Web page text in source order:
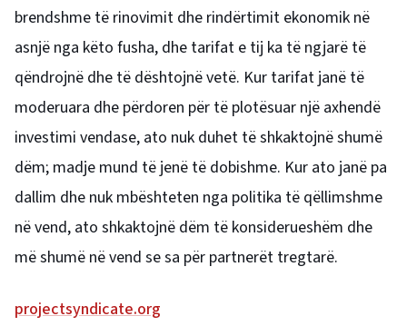
brendshme të rinovimit dhe rindërtimit ekonomik në
asnjë nga këto fusha, dhe tarifat e tij ka të ngjarë të
qëndrojnë dhe të dështojnë vetë. Kur tarifat janë të
moderuara dhe përdoren për të plotësuar një axhendë
investimi vendase, ato nuk duhet të shkaktojnë shumë
dëm; madje mund të jenë të dobishme. Kur ato janë pa
dallim dhe nuk mbështeten nga politika të qëllimshme
në vend, ato shkaktojnë dëm të konsiderueshëm dhe
më shumë në vend se sa për partnerët tregtarë.
projectsyndicate.org